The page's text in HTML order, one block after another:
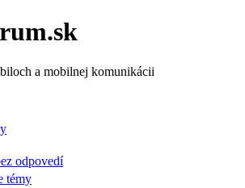
a mobilnej komunikácii
odpovedí
témy